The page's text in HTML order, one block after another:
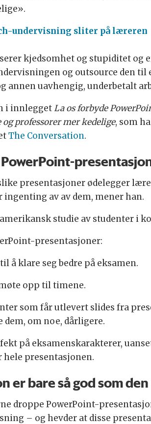
undervisning sliter på læreren
kjedsomhet og stupiditet og
og outsource den til
annen uavhengig, underbetalt
i innleggetLa os forbyde
professorer mer kedelige, som
The Conversation.
presentasjoner ødelegger
ingenting av av dem, mener han.
studie av studenter i
presentasjoner:
å klare seg bedre på eksamen.
opp til timene.
som får utlevert slides fra
dem, om noe, dårligere.
på eksamenskarakterer,
presentasjonen.
er bare så god som
droppe PowerPoint-
– og hevder at disse